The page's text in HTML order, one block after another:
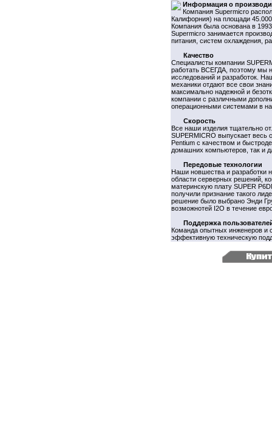
Информация о
Компания Supermicro
Калифорния) на площади
Компания была основана в 1993
Supermicro занимается
питания, систем охлаждения,
Качество
Специалисты компании
работать ВСЕГДА, поэтому мы
исследований и разработок.
механики отдают все свои
максимально надежной и
компании с различными
операционными системами в
Скорость
Все наши изделия тщательно
SUPERMICRO выпускает весь
Pentium с качеством и
домашних компьютеров, так и
Передовые технологии
Наши новшества и разработки
области серверных решений,
материнскую плату SUPER
получили признание такого
решение было выбрано Энди
возможнотей I2O в течение
Поддержка
Команда опытных инженеров и
эффективную техническую